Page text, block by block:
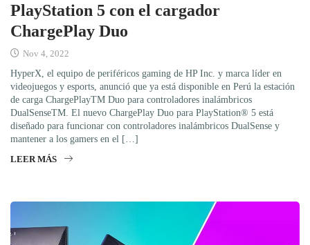
PlayStation 5 con el cargador
ChargePlay Duo
Nov 4, 2022
HyperX, el equipo de periféricos gaming de HP Inc. y marca líder en
videojuegos y esports, anunció que ya está disponible en Perú la estación
de carga ChargePlayTM Duo para controladores inalámbricos
DualSenseTM. El nuevo ChargePlay Duo para PlayStation® 5 está
diseñado para funcionar con controladores inalámbricos DualSense y
mantener a los gamers en el […]
LEER MÁS